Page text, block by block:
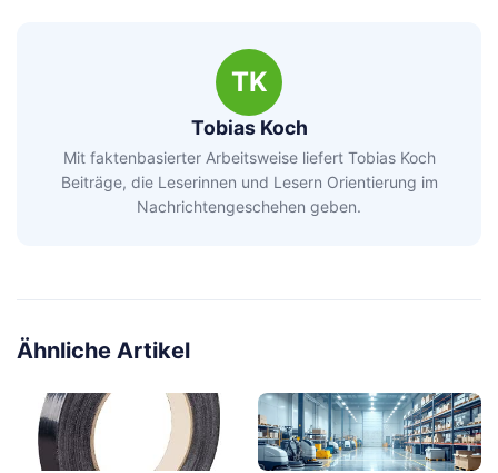
TK
Tobias Koch
Mit faktenbasierter Arbeitsweise liefert Tobias Koch
Beiträge, die Leserinnen und Lesern Orientierung im
Nachrichtengeschehen geben.
Ähnliche Artikel